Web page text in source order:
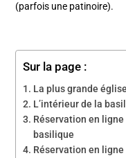
(parfois une patinoire).
Sur la page :
La plus grande
L’intérieur de la
Réservation en ligne
basilique
Réservation en